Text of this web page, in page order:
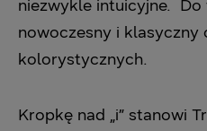
niezwykle intuicyjne.
nowoczesny i klasyczny
kolorystycznych.
Kropkę nad „i” stanowi